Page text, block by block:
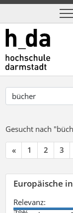
Gesucht nach
« 1 2 3
Europäische
Relevanz: